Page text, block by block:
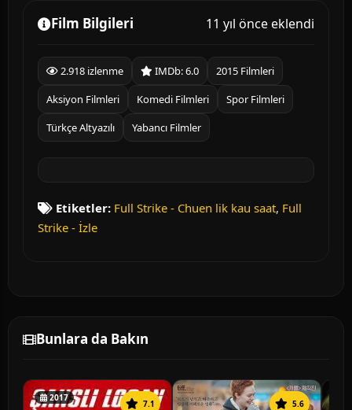
Film Bilgileri 11 yıl önce eklendi
2.918 izlenme IMDb: 6.0
2015 Filmleri
Aksiyon Filmleri
Komedi Filmleri
Spor Filmleri
Türkçe Altyazılı
Yabancı Filmler
Etiketler: Full Strike - Chuen lik kau saat, Full
Strike - İzle
Bunlara da Bakın
2017
7.1 5.6